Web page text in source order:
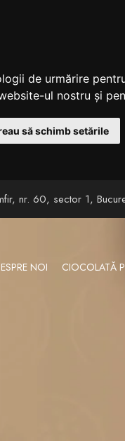
de urmărire
ul nostru și
să schimb setările
nr. 60, sector 1,
NOI CIOCOLATĂ